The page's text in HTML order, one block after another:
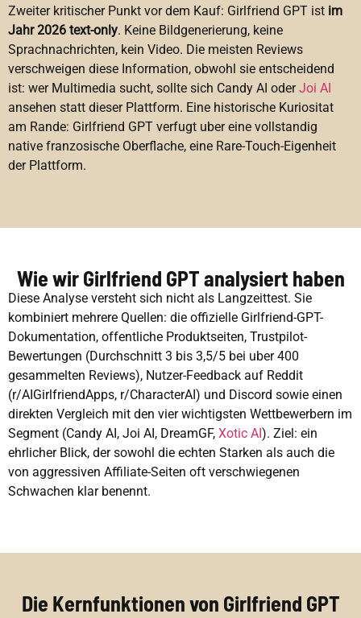
Zweiter kritischer Punkt vor dem Kauf: Girlfriend GPT ist im
Jahr 2026 text-only. Keine Bildgenerierung, keine
Sprachnachrichten, kein Video. Die meisten Reviews
verschweigen diese Information, obwohl sie entscheidend
ist: wer Multimedia sucht, sollte sich Candy AI oderJoi AI
ansehen statt dieser Plattform. Eine historische Kuriositat
am Rande: Girlfriend GPT verfugt uber eine vollstandig
native franzosische Oberflache, eine Rare-Touch-Eigenheit
der Plattform.
Wie wir Girlfriend GPT analysiert haben
Diese Analyse versteht sich nicht als Langzeittest. Sie
kombiniert mehrere Quellen: die offizielle Girlfriend-GPT-
Dokumentation, offentliche Produktseiten, Trustpilot-
Bewertungen (Durchschnitt 3 bis 3,5/5 bei uber 400
gesammelten Reviews), Nutzer-Feedback auf Reddit
(r/AIGirlfriendApps, r/CharacterAI) und Discord sowie einen
direkten Vergleich mit den vier wichtigsten Wettbewerbern im
Segment (Candy AI, Joi AI, DreamGF, Xotic AI). Ziel: ein
ehrlicher Blick, der sowohl die echten Starken als auch die
von aggressiven Affiliate-Seiten oft verschwiegenen
Schwachen klar benennt.
Die Kernfunktionen von Girlfriend GPT